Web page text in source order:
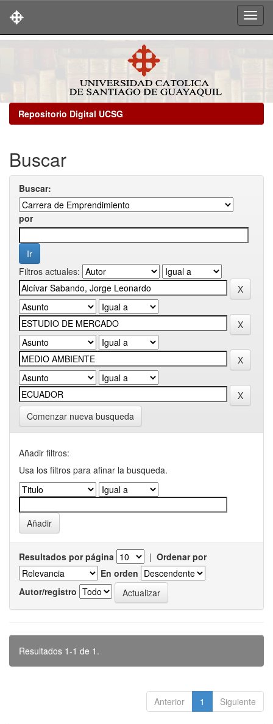
Repositorio Digital UCSG
Buscar
Buscar:
por
Filtros actuales:
Comenzar nueva busqueda
Añadir filtros:
Usa los filtros para afinar la busqueda.
Resultados por página | Ordenar por
En orden
Autor/registro
Resultados 1-1 de 1.
Anterior 1 Siguiente